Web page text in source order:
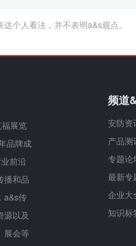
个人看法，并不表明a&s观点。
展览
品牌成
前沿
播和品
a&s传
源以及
展会等
频道
安防资
产品测
专题论
最新专
企业大
知识标